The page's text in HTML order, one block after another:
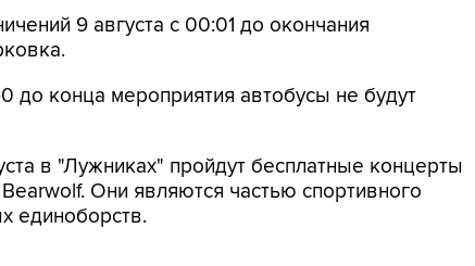
9 августа с 00:01 до окончания
до конца мероприятия автобусы не будут
в "Лужниках" пройдут бесплатные концерты
Они являются частью спортивного
единоборств.